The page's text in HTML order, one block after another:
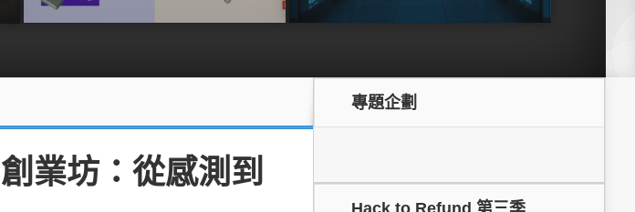
器人的關鍵
框架
創客開發板AI加速晶片觀察
業坊：從感測到
專題企劃
Hack to Refund 第三季